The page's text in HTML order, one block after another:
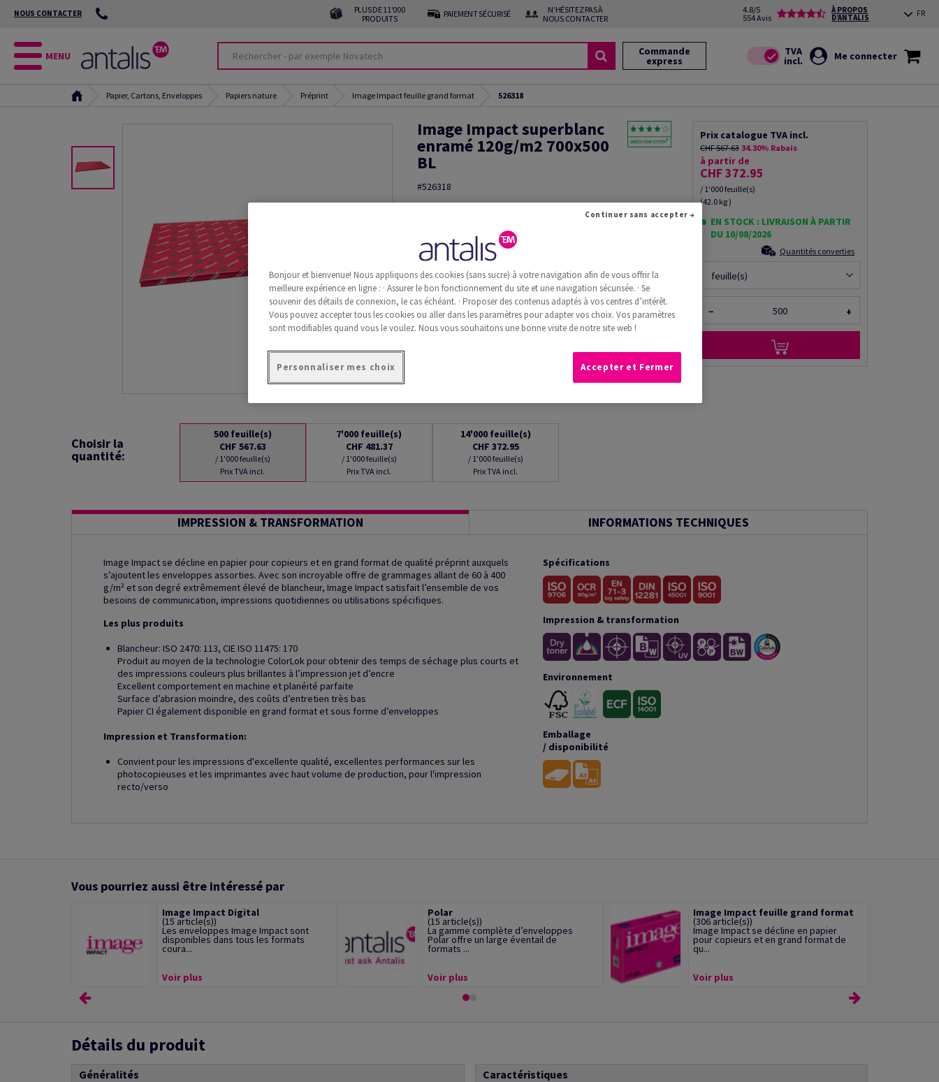
NOUS CONTACTER
PLUS DE 11'000
PRODUITS
PAIEMENT SÉCURISÉ
N'HÉSITEZ PAS À
NOUS CONTACTER
4.8/5
554 Avis
À PROPOS
D’ANTALIS FR
MENU Commande
express Me connecter
Papier, Cartons, Enveloppes Papiers nature Préprint Image Impact feuille grand format 526318
Image Impact superblanc
enramé 120g/m2 700x500
BL
#526318
x 500mm, BL, Paquet de 500 feuilles, FSC Mix Credit
Commande d'échantillon(s)
Information additionnelle Recommander ce produit
Prix catalogue TVA incl.
CHF 567.63 34.30% Rabais
à partir de
CHF 372.95
/ 1'000 feuille(s)
(42.0 kg )
EN STOCK : LIVRAISON À PARTIR
DU 10/08/2026
Quantités converties
feuille(s)
− +
Choisir la
quantité:
500 feuille(s)
CHF 567.63
/ 1'000 feuille(s)
Prix TVA incl.
7'000 feuille(s)
CHF 481.37
/ 1'000 feuille(s)
Prix TVA incl.
14'000 feuille(s)
CHF 372.95
/ 1'000 feuille(s)
Prix TVA incl.
IMPRESSION & TRANSFORMATION INFORMATIONS TECHNIQUES
Image Impact se décline en papier pour copieurs et en grand format de qualité préprint auxquels
s’ajoutent les enveloppes assorties. Avec son incroyable offre de grammages allant de 60 à 400
g/m² et son degré extrêmement élevé de blancheur, Image Impact satisfait l’ensemble de vos
besoins de communication, impressions quotidiennes ou utilisations spécifiques.
Les plus produits
Blancheur: ISO 2470: 113, CIE ISO 11475: 170
Produit au moyen de la technologie ColorLok pour obtenir des temps de séchage plus courts et
des impressions couleurs plus brillantes à l’impression jet d’encre
Excellent comportement en machine et planéité parfaite
Surface d’abrasion moindre, des coûts d’entretien très bas
Papier CI également disponible en grand format et sous forme d’enveloppes
Impression et Transformation:
Convient pour les impressions d'excellente qualité, excellentes performances sur les
photocopieuses et les imprimantes avec haut volume de production, pour l'impression
recto/verso
Spécifications
Impression & transformation
Environnement
Emballage
/ disponibilité
Vous pourriez aussi être intéressé par
Image Impact Digital
(15 article(s))
Les enveloppes Image Impact sont
disponibles dans tous les formats
coura...
Voir plus
Polar
(15 article(s))
La gamme complète d’enveloppes
Polar offre un large éventail de
formats ...
Voir plus
Image Impact feuille grand format
(306 article(s))
Image Impact se décline en papier
pour copieurs et en grand format de
qu...
Voir plus
Détails du produit
Généralités Caractéristiques
Bonjour et bienvenue! Nous appliquons des cookies (sans sucre) à votre navigation afin de vous offrir la
meilleure expérience en ligne : · Assurer le bon fonctionnement du site et une navigation sécurisée. · Se
souvenir des détails de connexion, le cas échéant. · Proposer des contenus adaptés à vos centres d’intérêt.
Vous pouvez accepter tous les cookies ou aller dans les paramètres pour adapter vos choix. Vos paramètres
sont modifiables quand vous le voulez. Nous vous souhaitons une bonne visite de notre site web !
Personnaliser mes choix
Continuer sans accepter →
Accepter et Fermer